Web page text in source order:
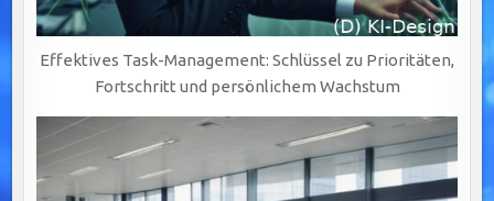
Effektives Task-Management: Schlüssel zu Prioritäten,
Fortschritt und persönlichem Wachstum